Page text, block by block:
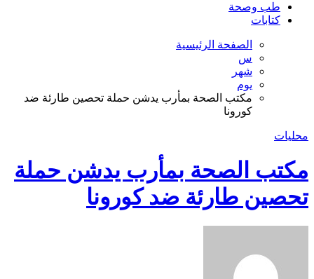
طب وصحة
كتابات
الصفحة الرئيسية
س
شهر
يوم
مكتب الصحة بمأرب يدشن حملة تحصين طارئة ضد
كورونا
محليات
مكتب الصحة بمأرب يدشن حملة
تحصين طارئة ضد كورونا